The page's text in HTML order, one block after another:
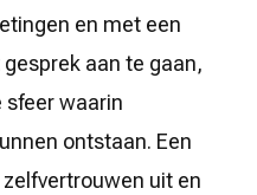
en met een
aan te gaan,
sfeer waarin
ontstaan. Een
uit en